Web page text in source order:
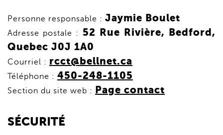
Personne responsable : Jaymie Boulet
Adresse postale : 52 Rue Rivière, Bedford,
Quebec J0J 1A0
Courriel : rcct@bellnet.ca
Téléphone : 450-248-1105
Section du site web : Page contact
SÉCURITÉ